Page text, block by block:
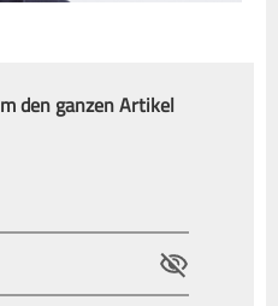
den ganzen Artikel